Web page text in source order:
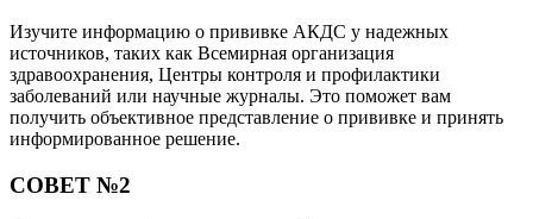
Изучите информацию о прививке АКДС у надежных
источников, таких как Всемирная организация
здравоохранения, Центры контроля и профилактики
заболеваний или научные журналы. Это поможет вам
получить объективное представление о прививке и принять
информированное решение.
СОВЕТ №2